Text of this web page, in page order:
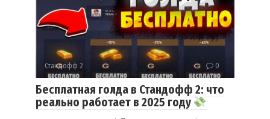
Стандофф 2 0
Бесплатная голда в Стандофф 2: что
реально работает в 2025 году